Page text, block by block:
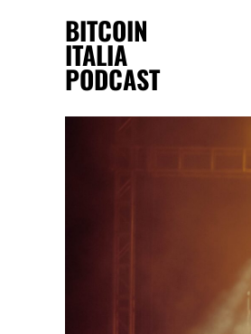
BITCOIN
ITALIA
PODCAST